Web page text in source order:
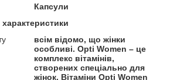
Капсули
всім відомо, що жінки
особливі. Opti Women – це
комплекс вітамінів,
створених спеціально для
жінок. Вітаміни Opti Women